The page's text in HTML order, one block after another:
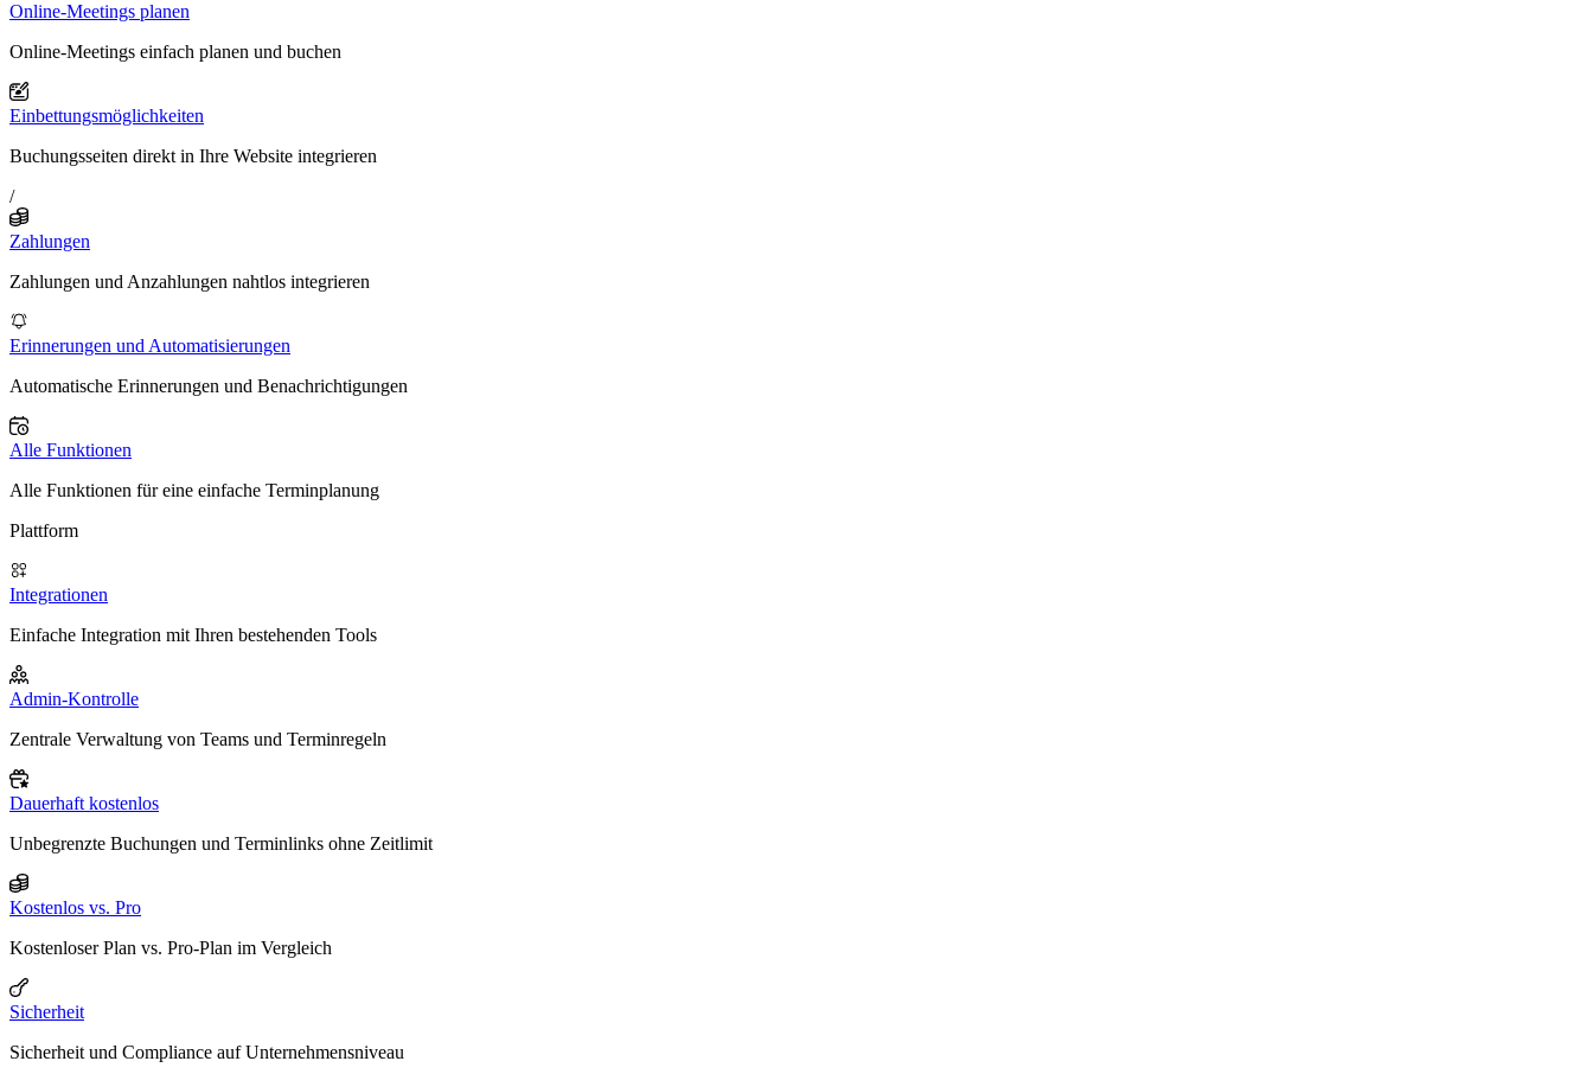
Online-Meetings planen
Online-Meetings einfach planen und buchen
Einbettungsmöglichkeiten
Buchungsseiten direkt in Ihre Website integrieren
/
Zahlungen
Zahlungen und Anzahlungen nahtlos integrieren
Erinnerungen und Automatisierungen
Automatische Erinnerungen und Benachrichtigungen
Alle Funktionen
Alle Funktionen für eine einfache Terminplanung
Plattform
Integrationen
Einfache Integration mit Ihren bestehenden Tools
Admin-Kontrolle
Zentrale Verwaltung von Teams und Terminregeln
Dauerhaft kostenlos
Unbegrenzte Buchungen und Terminlinks ohne Zeitlimit
Kostenlos vs. Pro
Kostenloser Plan vs. Pro-Plan im Vergleich
Sicherheit
Sicherheit und Compliance auf Unternehmensniveau